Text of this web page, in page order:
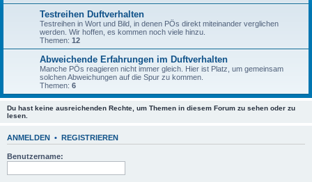
Testreihen Duftverhalten
Testreihen in Wort und Bild, in denen PÖs direkt miteinander verglichen
werden. Wir hoffen, es kommen noch viele hinzu.
Themen: 12
Abweichende Erfahrungen im Duftverhalten
Manche PÖs reagieren nicht immer gleich. Hier ist Platz, um gemeinsam
solchen Abweichungen auf die Spur zu kommen.
Themen: 6
Du hast keine ausreichenden Rechte, um Themen in diesem Forum zu sehen oder zu
lesen.
ANMELDEN • REGISTRIEREN
Benutzername: